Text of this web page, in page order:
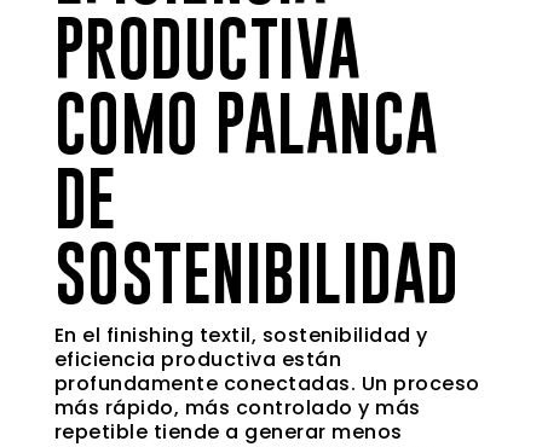
PRODUCTIVA
COMO PALANCA
DE
SOSTENIBILIDAD
En el finishing textil, sostenibilidad y
eficiencia productiva están
profundamente conectadas. Un proceso
más rápido, más controlado y más
repetible tiende a generar menos